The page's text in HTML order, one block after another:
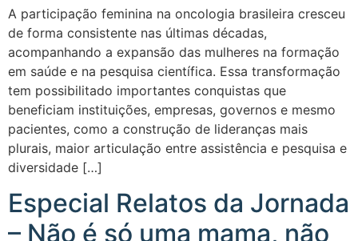
A participação feminina na oncologia brasileira cresceu
de forma consistente nas últimas décadas,
acompanhando a expansão das mulheres na formação
em saúde e na pesquisa científica. Essa transformação
tem possibilitado importantes conquistas que
beneficiam instituições, empresas, governos e mesmo
pacientes, como a construção de lideranças mais
plurais, maior articulação entre assistência e pesquisa e
diversidade […]
Especial Relatos da Jornada
– Não é só uma mama, não